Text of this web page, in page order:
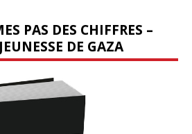
PAS DES CHIFFRES –
DE GAZA